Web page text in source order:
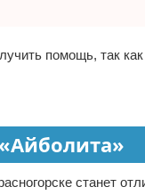
помощь, так
станет